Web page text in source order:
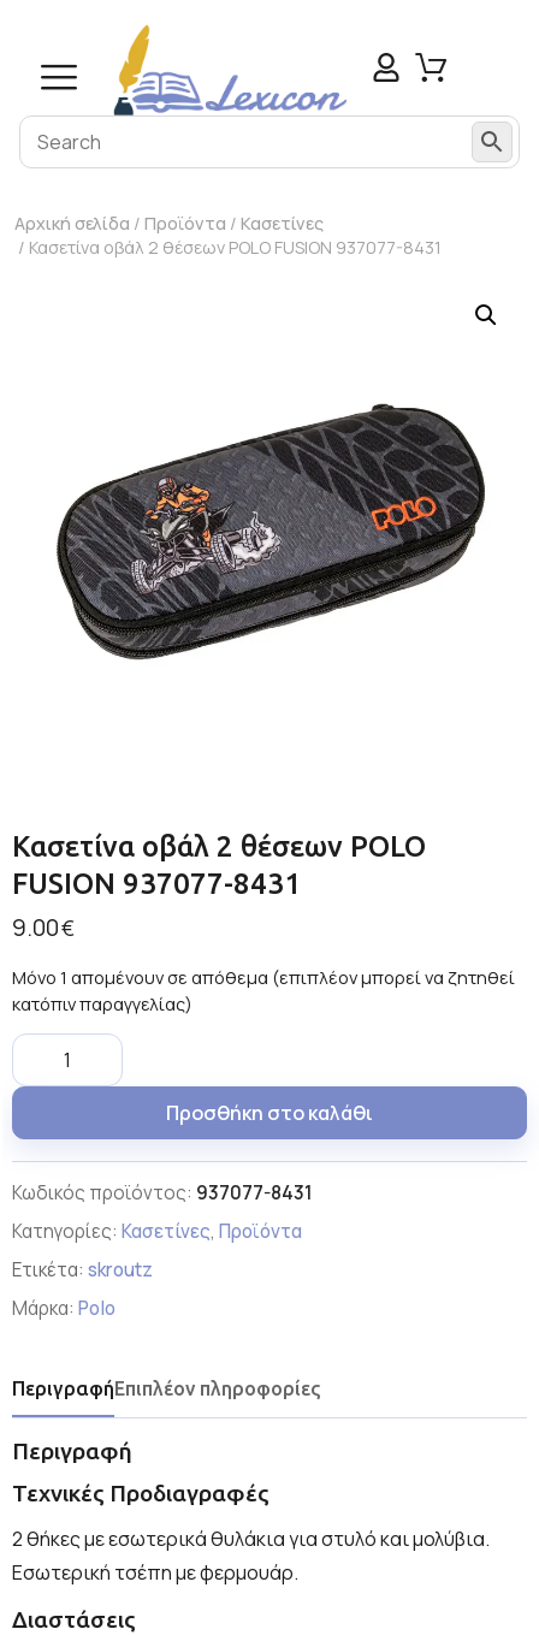
Αρχική σελίδα / Προϊόντα / Κασετίνες
/ Κασετίνα οβάλ 2 θέσεων POLO FUSION 937077-8431
Κασετίνα οβάλ 2 θέσεων POLO
FUSION 937077-8431
9.00€
Μόνο 1 απομένουν σε απόθεμα (επιπλέον μπορεί να ζητηθεί
κατόπιν παραγγελίας)
Προσθήκη στο καλάθι
Κωδικός προϊόντος: 937077-8431
Κατηγορίες: Κασετίνες, Προϊόντα
Ετικέτα: skroutz
Μάρκα: Polo
ΠεριγραφήΕπιπλέον πληροφορίες
Περιγραφή
Τεχνικές Προδιαγραφές
2 θήκες με εσωτερικά θυλάκια για στυλό και μολύβια.
Εσωτερική τσέπη με φερμουάρ.
Διαστάσεις